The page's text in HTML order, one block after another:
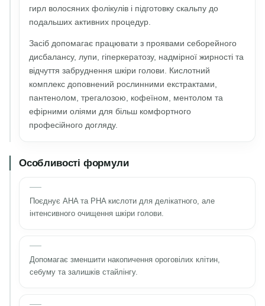
гирл волосяних фолікулів і підготовку скальпу до
подальших активних процедур.
Засіб допомагає працювати з проявами себорейного
дисбалансу, лупи, гіперкератозу, надмірної жирності та
відчуття забруднення шкіри голови. Кислотний
комплекс доповнений рослинними екстрактами,
пантенолом, трегалозою, кофеїном, ментолом та
ефірними оліями для більш комфортного
професійного догляду.
Особливості формули
Поєднує AHA та PHA кислоти для делікатного, але
інтенсивного очищення шкіри голови.
Допомагає зменшити накопичення ороговілих клітин,
себуму та залишків стайлінгу.